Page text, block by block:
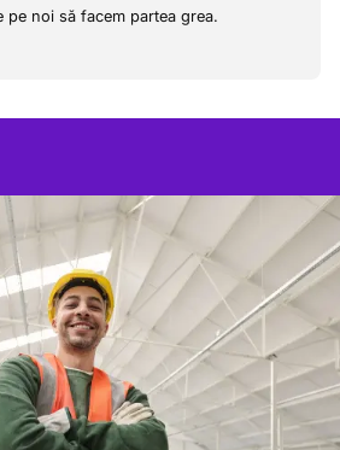
pe noi să facem partea grea.